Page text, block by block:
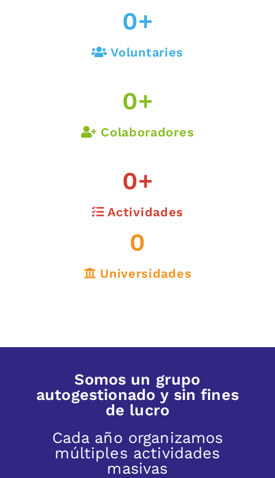
0+
Voluntaries
0+
Colaboradores
0+
Actividades
0
Universidades
Somos un grupo
autogestionado y sin fines
de lucro
Cada año organizamos
múltiples actividades
masivas